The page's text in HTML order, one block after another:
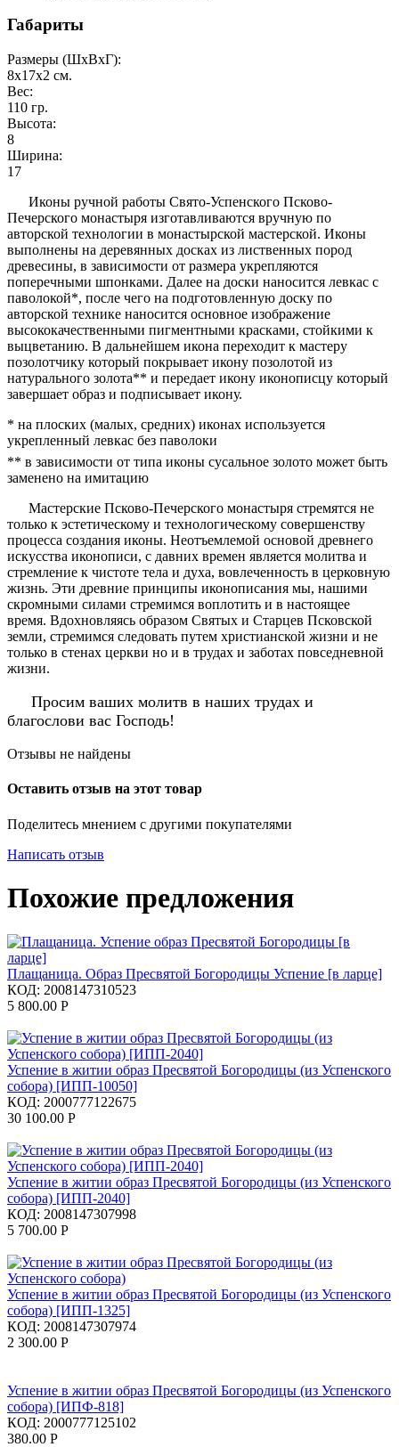
Габариты
Размеры (ШxВxГ):
8x17x2 см.
Вес:
110 гр.
Высота:
8
Ширина:
17
Иконы ручной работы Свято-Успенского Псково-
Печерского монастыря изготавливаются вручную по
авторской технологии в монастырской мастерской. Иконы
выполнены на деревянных досках из лиственных пород
древесины, в зависимости от размера укрепляются
поперечными шпонками. Далее на доски наносится левкас с
паволокой*, после чего на подготовленную доску по
авторской технике наносится основное изображение
высококачественными пигментными красками, стойкими к
выцветанию. В дальнейшем икона переходит к мастеру
позолотчику который покрывает икону позолотой из
натурального золота** и передает икону иконописцу который
завершает образ и подписывает икону.
* на плоских (малых, средних) иконах используется
укрепленный левкас без паволоки
** в зависимости от типа иконы сусальное золото может быть
заменено на имитацию
Мастерские Псково-Печерского монастыря стремятся не
только к эстетическому и технологическому совершенству
процесса создания иконы. Неотъемлемой основой древнего
искусства иконописи, с давних времен является молитва и
стремление к чистоте тела и духа, вовлеченность в церковную
жизнь. Эти древние принципы иконописания мы, нашими
скромными силами стремимся воплотить и в настоящее
время. Вдохновляясь образом Святых и Старцев Псковской
земли, стремимся следовать путем христианской жизни и не
только в стенах церкви но и в трудах и заботах повседневной
жизни.
Просим ваших молитв в наших трудах и
благослови вас Господь!
Отзывы не найдены
Оставить отзыв на этот товар
Поделитесь мнением с другими покупателями
Написать отзыв
Похожие предложения
Плащаница. Образ Пресвятой Богородицы Успение [в ларце]
КОД: 2008147310523
5 800.00 Р
Успение в житии образ Пресвятой Богородицы (из Успенского
собора) [ИПП-10050]
КОД: 2000777122675
30 100.00 Р
Успение в житии образ Пресвятой Богородицы (из Успенского
собора) [ИПП-2040]
КОД: 2008147307998
5 700.00 Р
Успение в житии образ Пресвятой Богородицы (из Успенского
собора) [ИПП-1325]
КОД: 2008147307974
2 300.00 Р
Успение в житии образ Пресвятой Богородицы (из Успенского
собора) [ИПФ-818]
КОД: 2000777125102
380.00 Р